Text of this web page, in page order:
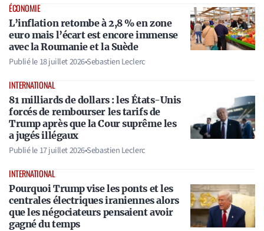
ÉCONOMIE
L’inflation retombe à 2,8 % en zone
euro mais l’écart est encore immense
avec la Roumanie et la Suède
Publié le18 juillet 2026•Sebastien Leclerc
INTERNATIONAL
81 milliards de dollars : les États-Unis
forcés de rembourser les tarifs de
Trump après que la Cour suprême les
a jugés illégaux
Publié le17 juillet 2026•Sebastien Leclerc
INTERNATIONAL
Pourquoi Trump vise les ponts et les
centrales électriques iraniennes alors
que les négociateurs pensaient avoir
gagné du temps